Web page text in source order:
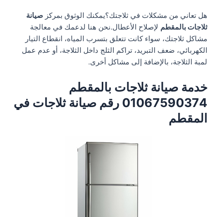
هل تعاني من مشكلات في ثلاجتك؟يمكنك الوثوق بمركز صيانة
ثلاجات بالمقطم لإصلاح الأعطال.نحن هنا لدعمك في معالجة
مشاكل ثلاجتك، سواء كانت تتعلق بتسرب المياه، انقطاع التيار
الكهربائي، ضعف التبريد، تراكم الثلج داخل الثلاجة، أو عدم عمل
لمبة الثلاجة، بالإضافة إلى مشاكل أخرى.
خدمة صيانة ثلاجات بالمقطم
01067590374 رقم صيانة ثلاجات في
المقطم